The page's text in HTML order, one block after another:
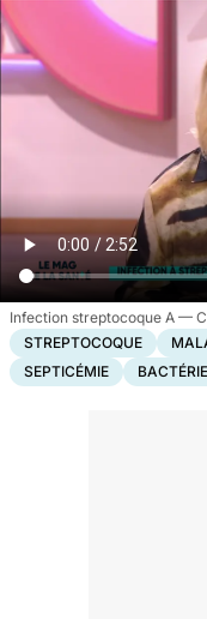
Infection streptocoque A
STREPTOCOQUE
SEPTICÉMIE
BACTÉRIE